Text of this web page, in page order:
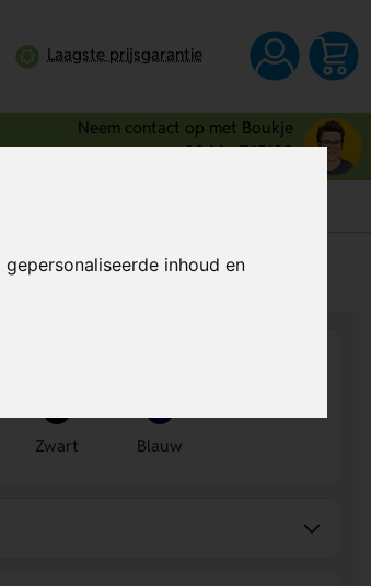
inhoud en
Laagste prijsgarantie
Neem contact op met Boukje
0344 - 745109
per stuk (excl. BTW)
Zwart Blauw